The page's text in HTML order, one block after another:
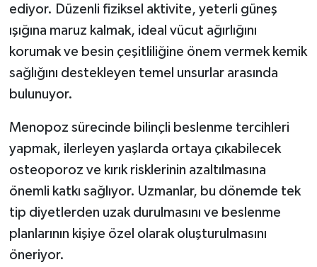
ediyor. Düzenli fiziksel aktivite, yeterli güneş
ışığına maruz kalmak, ideal vücut ağırlığını
korumak ve besin çeşitliliğine önem vermek kemik
sağlığını destekleyen temel unsurlar arasında
bulunuyor.
Menopoz sürecinde bilinçli beslenme tercihleri
yapmak, ilerleyen yaşlarda ortaya çıkabilecek
osteoporoz ve kırık risklerinin azaltılmasına
önemli katkı sağlıyor. Uzmanlar, bu dönemde tek
tip diyetlerden uzak durulmasını ve beslenme
planlarının kişiye özel olarak oluşturulmasını
öneriyor.